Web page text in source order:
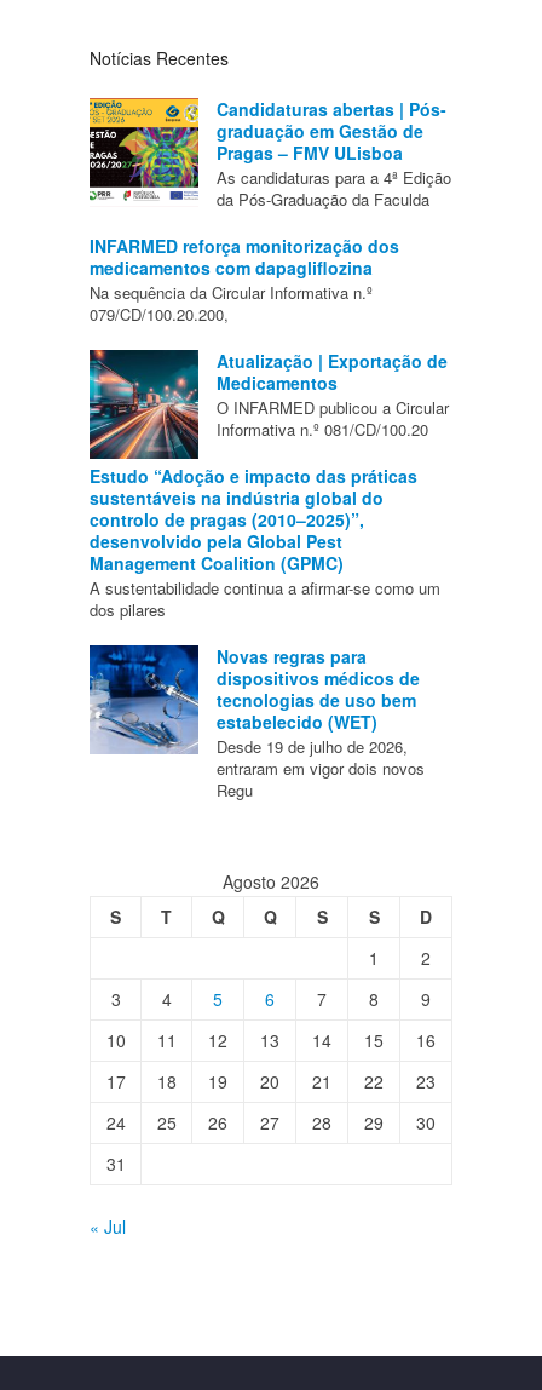
Notícias Recentes
Candidaturas abertas | Pós-
graduação em Gestão de
Pragas – FMV ULisboa
As candidaturas para a 4ª Edição
da Pós-Graduação da Faculda
INFARMED reforça monitorização dos
medicamentos com dapagliflozina
Na sequência da Circular Informativa n.º
079/CD/100.20.200,
Atualização | Exportação de
Medicamentos
O INFARMED publicou a Circular
Informativa n.º 081/CD/100.20
Estudo “Adoção e impacto das práticas
sustentáveis na indústria global do
controlo de pragas (2010–2025)”,
desenvolvido pela Global Pest
Management Coalition (GPMC)
A sustentabilidade continua a afirmar-se como um
dos pilares
Novas regras para
dispositivos médicos de
tecnologias de uso bem
estabelecido (WET)
Desde 19 de julho de 2026,
entraram em vigor dois novos
Regu
Agosto 2026
S
T Q Q S S
D
1
2
3
4 5 6 7 8
9
10
11 12 13 14 15
16
17
18 19 20 21 22
23
24
25 26 27 28 29
30
31
« Jul